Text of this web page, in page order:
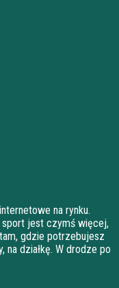
na rynku.
sport jest czymś więcej,
gdzie potrzebujesz
na działkę. W drodze po